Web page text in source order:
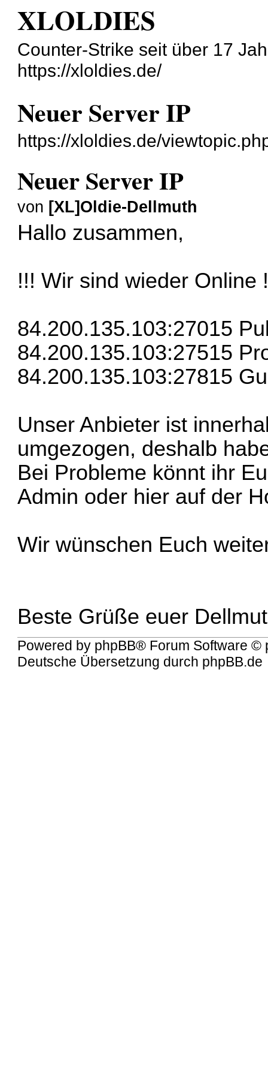
XLOLDIES
Counter-Strike seit über 17
https://xloldies.de/
Neuer Server IP
https://xloldies.de/
Neuer Server IP
von [XL]Oldie-Dellmuth
Hallo zusammen,
!!! Wir sind wieder Online
84.200.135.103:27015
84.200.135.103:27515
84.200.135.103:27815
Unser Anbieter ist
umgezogen, deshalb
Bei Probleme könnt ihr
Admin oder hier auf der
Wir wünschen Euch
Beste Grüße euer
Powered by phpBB® Forum Software ©
Deutsche Übersetzung durch phpBB.de